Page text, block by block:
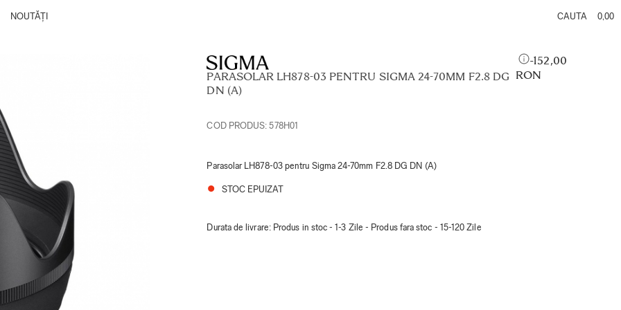
0,00
NOUTĂȚI
PARASOLAR LH878-03 PENTRU SIGMA 24-70MM F2.8 DG
DN (A)
152,00
RON
COD PRODUS: 578H01
Parasolar LH878-03 pentru Sigma 24-70mm F2.8 DG DN (A)
STOC EPUIZAT
Durata de livrare:Produs in stoc - 1-3 Zile - Produs fara stoc - 15-120 Zile